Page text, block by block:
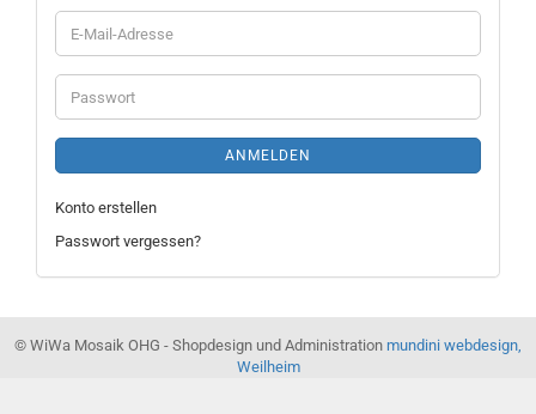
E-
Mail-
Adresse
Passwort
ANMELDEN
Konto erstellen
Passwort vergessen?
© WiWa Mosaik OHG - Shopdesign und Administration mundini webdesign,
Weilheim